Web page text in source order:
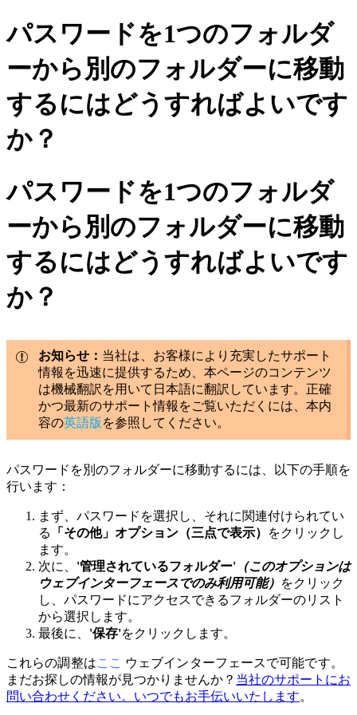
パスワードを1つのフォルダ
ーから別のフォルダーに移動
するにはどうすればよいです
か？
パスワードを1つのフォルダ
ーから別のフォルダーに移動
するにはどうすればよいです
か？
お知らせ： 当社は、お客様により充実したサポート
情報を迅速に提供するため、本ページのコンテンツ
は機械翻訳を用いて日本語に翻訳しています。正確
かつ最新のサポート情報をご覧いただくには、本内
容の英語版 を参照してください。
パスワードを別のフォルダーに移動するには、以下の手順を
行います：
まず、パスワードを選択し、それに関連付けられてい
る
「その他」オプション（三点で表示）
をクリックし
ます。
次に、 '管理されているフォルダー' （このオプションは
ウェブインターフェースでのみ利用可能） をクリック
し、パスワードにアクセスできるフォルダーのリスト
から選択します。
最後に、 '保存'をクリックします。
これらの調整はここ ウェブインターフェースで可能です。
まだお探しの情報が見つかりませんか？ 当社のサポートにお
問い合わせください。いつでもお手伝いいたします。